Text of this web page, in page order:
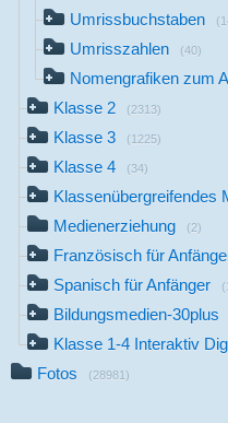
Umrissbuchstaben
Umrisszahlen (40)
Nomengrafiken zum
Klasse 2 (2313)
Klasse 3 (1225)
Klasse 4 (34)
Klassenübergreifendes
Medienerziehung (2)
Französisch für
Spanisch für Anfänger
Bildungsmedien-30plus
Klasse 1-4 Interaktiv
Fotos (28981)